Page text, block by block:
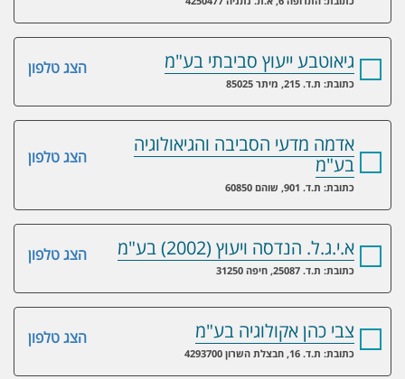
הצג טלפון גיאוטבע ייעוץ סביבתי בע"מ
כתובת: ת.ד. 215, מיתר 85025
הצג טלפון
אדמה מדעי הסביבה והגיאולוגיה
בע"מ
כתובת: ת.ד. 901, שוהם 60850
הצג טלפון א.י.ג.ל. הנדסה ויעוץ (2002) בע"מ
כתובת: ת.ד. 25087, חיפה 31250
הצג טלפון צבי כהן אקולוגיה בע"מ
כתובת: ת.ד. 16, חבצלת השרון 4293700